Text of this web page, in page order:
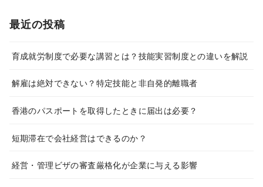
最近の投稿
育成就労制度で必要な講習とは？技能実習制度との違いを解説
解雇は絶対できない？特定技能と非自発的離職者
香港のパスポートを取得したときに届出は必要？
短期滞在で会社経営はできるのか？
経営・管理ビザの審査厳格化が企業に与える影響